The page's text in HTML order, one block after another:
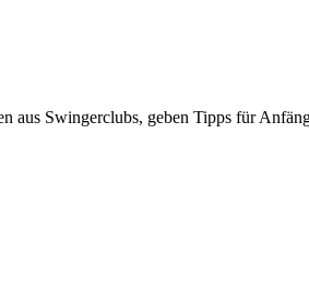
aus Swingerclubs, geben Tipps für